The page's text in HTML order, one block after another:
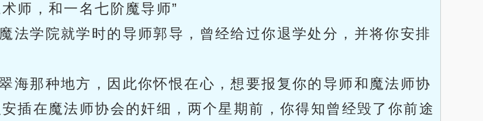
师，和一名七阶魔导师”
法学院就学时的导师郭导，曾经给过你退学处分，并将你安排
海那种地方，因此你怀恨在心，想要报复你的导师和魔法师协
插在魔法师协会的奸细，两个星期前，你得知曾经毁了你前途